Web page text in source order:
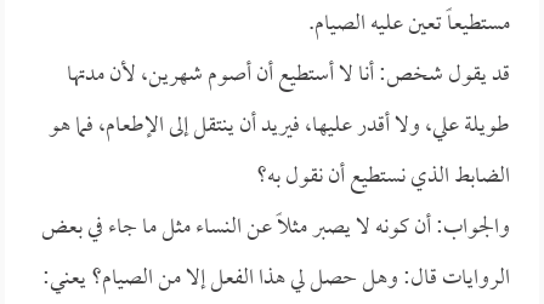
مستطيعاً تعين عليه الصيام.
قد يقول شخص: أنا لا أستطيع أن أصوم شهرين، لأن مدتها
طويلة علي، ولا أقدر عليها، فيريد أن ينتقل إلى الإطعام، فما هو
الضابط الذي نستطيع أن نقول به؟
والجواب: أن كونه لا يصبر مثلاً عن النساء مثل ما جاء في بعض
الروايات قال: وهل حصل لي هذا الفعل إلا من الصيام؟ يعني: